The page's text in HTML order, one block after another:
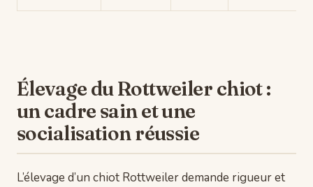
Élevage du Rottweiler chiot :
un cadre sain et une
socialisation réussie
L’élevage d’un chiot Rottweiler demande rigueur et